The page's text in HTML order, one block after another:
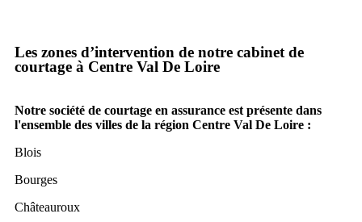
Les zones d’intervention de notre cabinet de
courtage à Centre Val De Loire
Notre société de courtage en assurance est présente dans
l'ensemble des villes de la région Centre Val De Loire :
Blois
Bourges
Châteauroux